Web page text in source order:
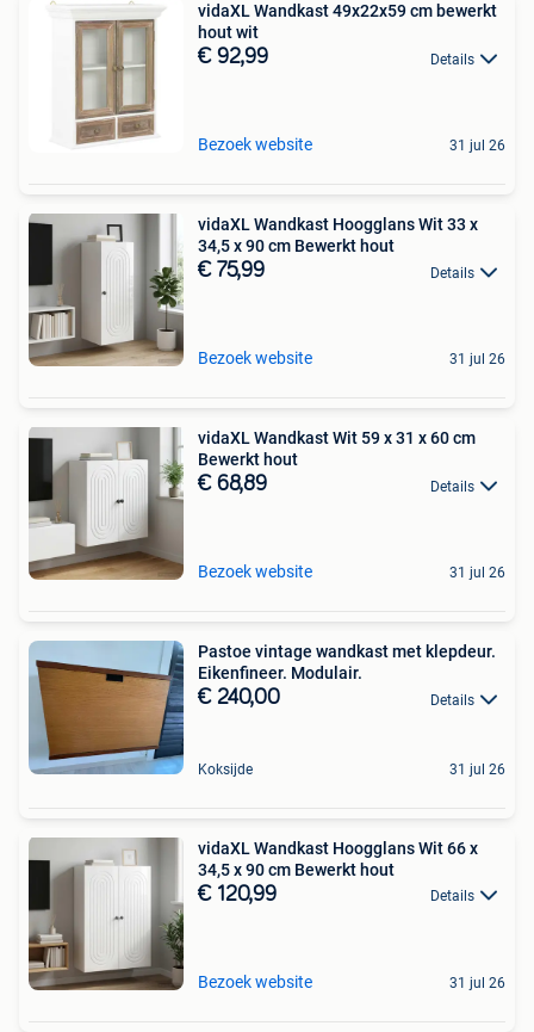
vidaXL Wandkast 49x22x59 cm bewerkt
hout wit
€ 92,99 Details
Bezoek website 31 jul 26
vidaXL Wandkast Hoogglans Wit 33 x
34,5 x 90 cm Bewerkt hout
€ 75,99 Details
Bezoek website 31 jul 26
vidaXL Wandkast Wit 59 x 31 x 60 cm
Bewerkt hout
€ 68,89 Details
Bezoek website 31 jul 26
Pastoe vintage wandkast met klepdeur.
Eikenfineer. Modulair.
€ 240,00 Details
Koksijde 31 jul 26
vidaXL Wandkast Hoogglans Wit 66 x
34,5 x 90 cm Bewerkt hout
€ 120,99 Details
Bezoek website 31 jul 26